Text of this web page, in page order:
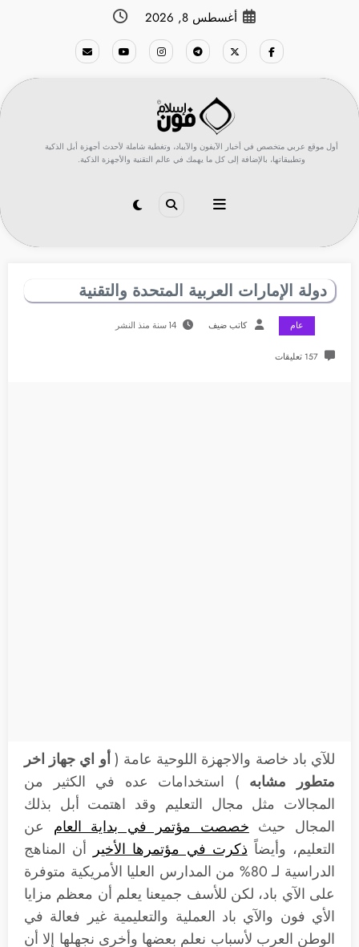
أغسطس 8, 2026
أول موقع عربي متخصص في أخبار الآيفون والآيباد، وتغطية شاملة لأحدث أجهزة أبل الذكية
وتطبيقاتها، بالإضافة إلى كل ما يهمك في عالم التقنية والأجهزة الذكية.
دولة الإمارات العربية المتحدة والتقنية
عام كاتب ضيف 14 سنة منذ النشر
157 تعليقات
للآي باد خاصة والاجهزة اللوحية عامة (أو اي جهاز اخر
متطور مشابه ) استخدامات عده في الكثير من
المجالات مثل مجال التعليم وقد اهتمت أبل بذلك
المجال حيث خصصت مؤتمر في بداية العام عن
التعليم، وأيضاً ذكرت في مؤتمرها الأخير أن المناهج
الدراسية لـ 80% من المدارس العليا الأمريكية متوفرة
على الآي باد، لكن للأسف جميعنا يعلم أن معظم مزايا
الأي فون والآي باد العملية والتعليمية غير فعالة في
الوطن العرب لأسباب نعلم بعضها وأخرى نجهلها إلا أن